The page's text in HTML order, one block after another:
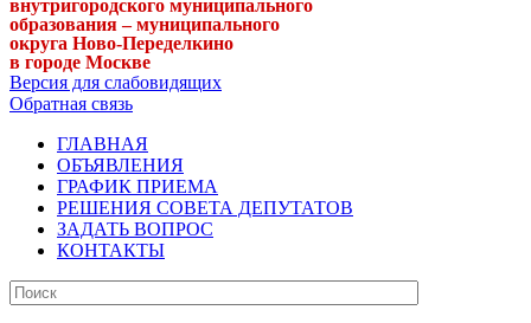
внутригородского муниципального
образования – муниципального
округа Ново-Переделкино
в городе Москве
Версия для слабовидящих
Обратная связь
ГЛАВНАЯ
ОБЪЯВЛЕНИЯ
ГРАФИК ПРИЕМА
РЕШЕНИЯ СОВЕТА ДЕПУТАТОВ
ЗАДАТЬ ВОПРОС
КОНТАКТЫ